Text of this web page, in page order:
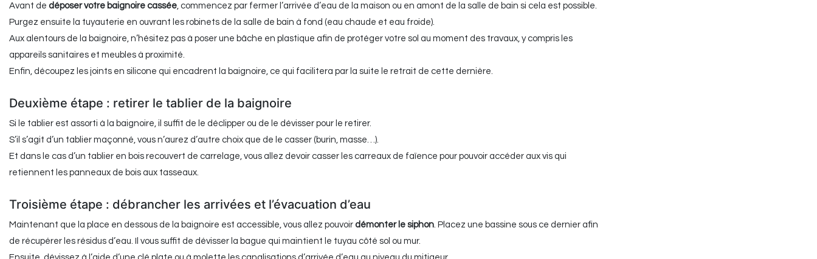
Avant de déposer votre baignoire cassée , commencez par fermer l’arrivée d’eau de la maison ou en amont de la salle de bain si cela est possible.
Purgez ensuite la tuyauterie en ouvrant les robinets de la salle de bain à fond (eau chaude et eau froide).
Aux alentours de la baignoire, n’hésitez pas à poser une bâche en plastique afin de protéger votre sol au moment des travaux, y compris les
appareils sanitaires et meubles à proximité.
Enfin, découpez les joints en silicone qui encadrent la baignoire, ce qui facilitera par la suite le retrait de cette dernière.
Deuxième étape : retirer le tablier de la baignoire
Si le tablier est assorti à la baignoire, il suffit de le déclipper ou de le dévisser pour le retirer.
S’il s’agit d’un tablier maçonné, vous n’aurez d’autre choix que de le casser (burin, masse…).
Et dans le cas d’un tablier en bois recouvert de carrelage, vous allez devoir casser les carreaux de faïence pour pouvoir accéder aux vis qui
retiennent les panneaux de bois aux tasseaux.
Troisième étape : débrancher les arrivées et l’évacuation d’eau
Maintenant que la place en dessous de la baignoire est accessible, vous allez pouvoir démonter le siphon . Placez une bassine sous ce dernier afin
de récupérer les résidus d’eau. Il vous suffit de dévisser la bague qui maintient le tuyau côté sol ou mur.